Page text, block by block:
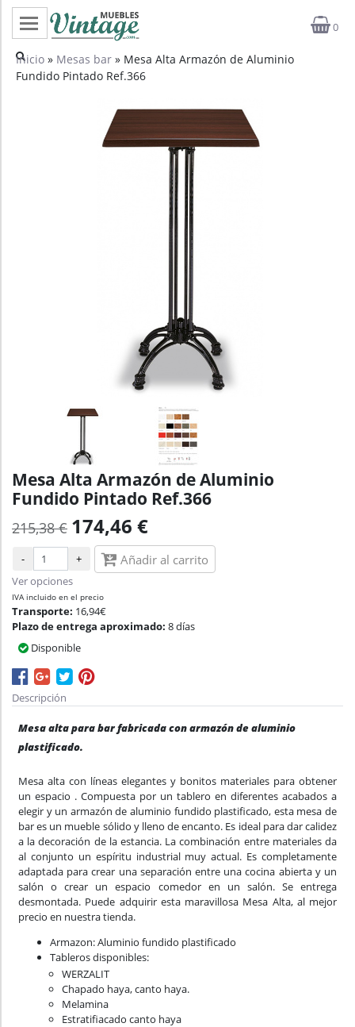
0
Categorías
Inicio » Mesas bar » Mesa Alta Armazón de Aluminio
Fundido Pintado Ref.366
Mesa Alta Armazón de Aluminio
Fundido Pintado Ref.366
215,38 € 174,46 €
- + Añadir al carrito
Ver opciones
IVA incluido en el precio
Transporte: 16,94€
Plazo de entrega aproximado: 8 días
Disponible
Descripción
Mesa alta para bar fabricada con armazón de aluminio
plastificado.
Mesa alta con líneas elegantes y bonitos materiales para obtener
un espacio . Compuesta por un tablero en diferentes acabados a
elegir y un armazón de aluminio fundido plastificado, esta mesa de
bar es un mueble sólido y lleno de encanto. Es ideal para dar calidez
a la decoración de la estancia. La combinación entre materiales da
al conjunto un espíritu industrial muy actual. Es completamente
adaptada para crear una separación entre una cocina abierta y un
salón o crear un espacio comedor en un salón. Se entrega
desmontada. Puede adquirir esta maravillosa Mesa Alta, al mejor
precio en nuestra tienda.
Armazon: Aluminio fundido plastificado
Tableros disponibles:
WERZALIT
Chapado haya, canto haya.
Melamina
Estratifiacado canto haya